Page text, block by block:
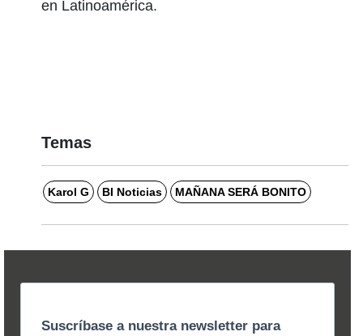
en Latinoamérica.
Temas
Karol G BI Noticias MAÑANA SERÁ BONITO